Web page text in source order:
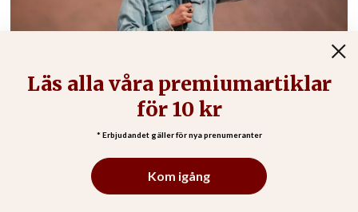
”Jag var tvungen att bestämma mig för om
ett ord från Gud är mer värt än förnuftet”